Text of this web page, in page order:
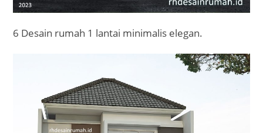
6 Desain rumah 1 lantai minimalis elegan.